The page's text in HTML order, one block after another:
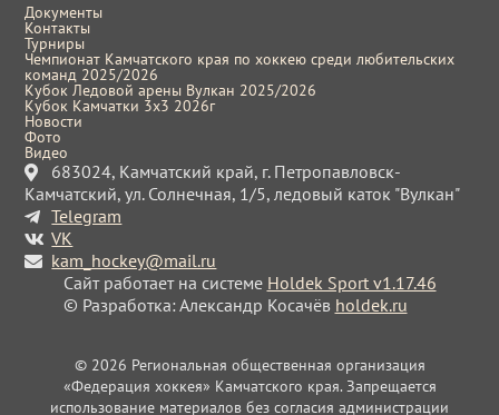
Документы
Контакты
Турниры
Чемпионат Камчатского края по хоккею среди любительских
команд 2025/2026
Кубок Ледовой арены Вулкан 2025/2026
Кубок Камчатки 3x3 2026г
Новости
Фото
Видео
683024, Камчатский край, г. Петропавловск-
Камчатский, ул. Солнечная, 1/5, ледовый каток "Вулкан"
Telegram
VK
kam_hockey@mail.ru
Сайт работает на системе Holdek Sport v1.17.46
© Разработка: Александр Косачёв holdek.ru
© 2026 Региональная общественная организация
«Федерация хоккея» Камчатского края. Запрещается
использование материалов без согласия администрации